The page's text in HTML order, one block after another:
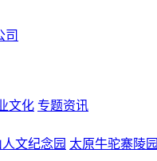
文化 专题资讯
文纪念园 太原牛驼寨陵园